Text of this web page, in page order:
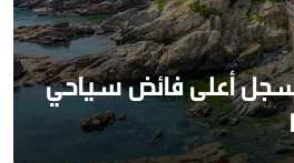
تسجل أعلى فائض سياحي